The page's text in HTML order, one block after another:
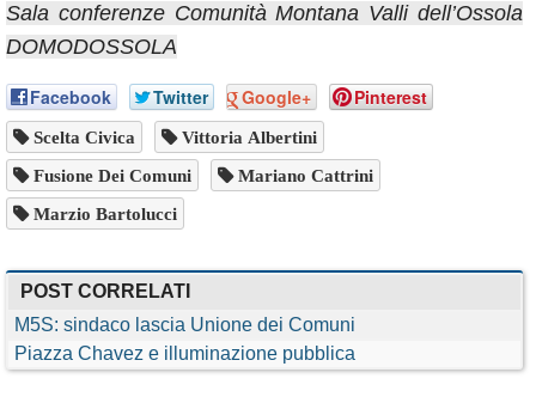
Sala conferenze Comunità Montana Valli dell’Ossola
DOMODOSSOLA
Facebook Twitter Google+ Pinterest
Scelta Civica Vittoria Albertini
Fusione Dei Comuni Mariano Cattrini
Marzio Bartolucci
POST CORRELATI
M5S: sindaco lascia Unione dei Comuni
Piazza Chavez e illuminazione pubblica